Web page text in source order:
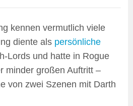
kennen vermutlich viele
diente als persönliche
Lords und hatte in Rogue
minder großen Auftritt –
von zwei Szenen mit Darth